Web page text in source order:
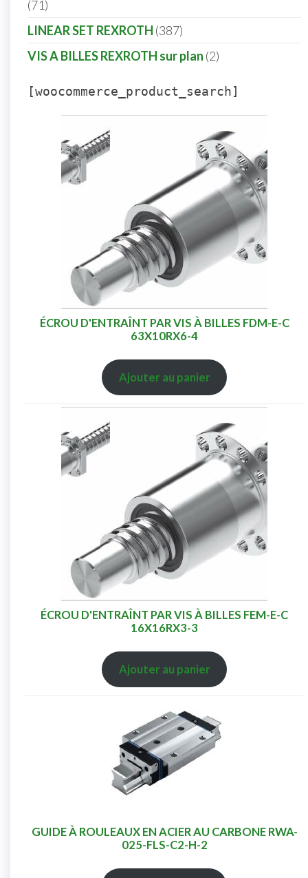
71
LINEAR SET REXROTH 387
VIS A BILLES REXROTH sur plan 2
[woocommerce_product_search]
ÉCROU D'ENTRAÎNT PAR VIS À BILLES FDM-E-C
63X10RX6-4
Ajouter au panier
ÉCROU D'ENTRAÎNT PAR VIS À BILLES FEM-E-C
16X16RX3-3
Ajouter au panier
GUIDE À ROULEAUX EN ACIER AU CARBONE RWA-
025-FLS-C2-H-2